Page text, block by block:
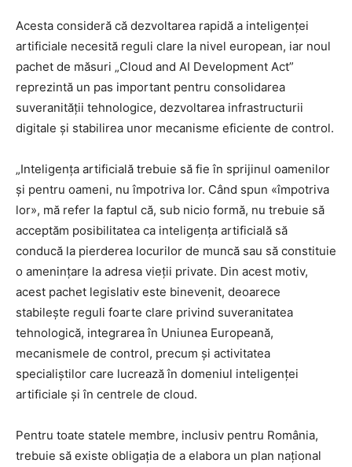
Acesta consideră că dezvoltarea rapidă a inteligenței
artificiale necesită reguli clare la nivel european, iar noul
pachet de măsuri „Cloud and AI Development Act”
reprezintă un pas important pentru consolidarea
suveranității tehnologice, dezvoltarea infrastructurii
digitale și stabilirea unor mecanisme eficiente de control.
„Inteligența artificială trebuie să fie în sprijinul oamenilor
și pentru oameni, nu împotriva lor. Când spun «împotriva
lor», mă refer la faptul că, sub nicio formă, nu trebuie să
acceptăm posibilitatea ca inteligența artificială să
conducă la pierderea locurilor de muncă sau să constituie
o amenințare la adresa vieții private. Din acest motiv,
acest pachet legislativ este binevenit, deoarece
stabilește reguli foarte clare privind suveranitatea
tehnologică, integrarea în Uniunea Europeană,
mecanismele de control, precum și activitatea
specialiștilor care lucrează în domeniul inteligenței
artificiale și în centrele de cloud.
Pentru toate statele membre, inclusiv pentru România,
trebuie să existe obligația de a elabora un plan național